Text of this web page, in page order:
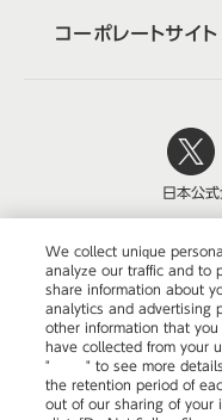
コーポレートサイト
ウェブサイトのご利用につ
日本公式
We collect unique
analyze our traffic and to
share information about
analytics and advertising
other information that
have collected from your
"
here" to see more
the retention period of
out of our sharing of your